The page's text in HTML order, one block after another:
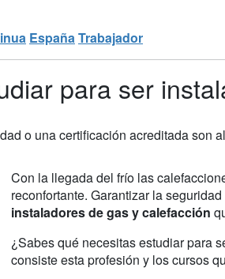
España Trabajador
para ser
o una certificación acreditada son
Con la llegada del frío las
reconfortante. Garantizar la
instaladores de gas y calefacción
¿Sabes qué necesitas estudiar para
consiste esta profesión y los cursos